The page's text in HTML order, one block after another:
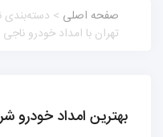
صفحه اصلی > دسته‌بندی
تهران با امداد خودرو ناجی
بهترین امداد خودرو